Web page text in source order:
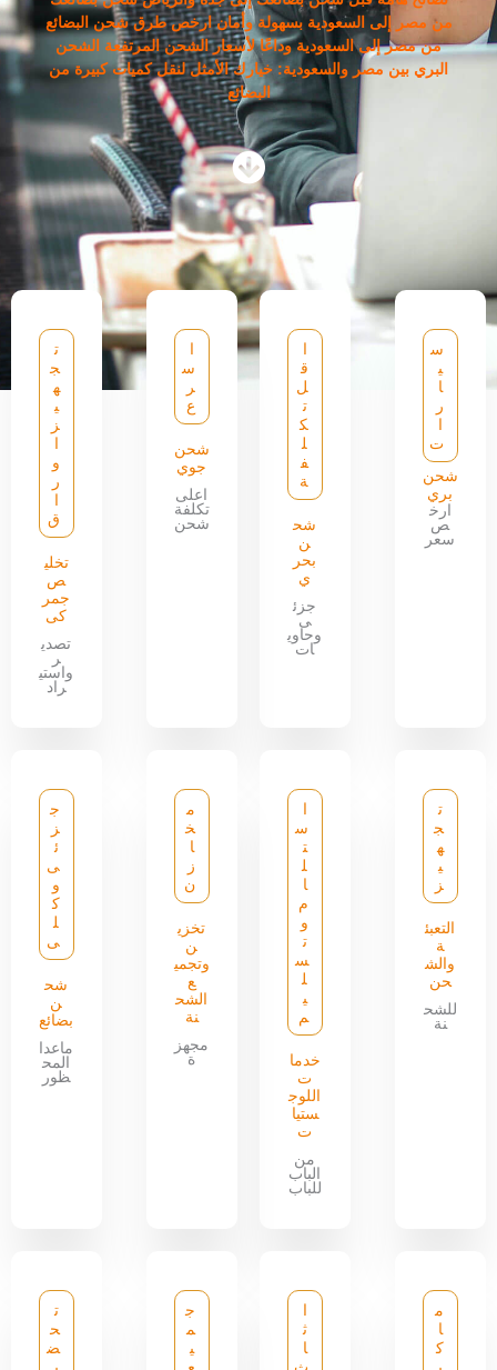
من مصر إلى السعودية بسهولة وأمان ارخص طرق شحن البضائع
من مصر إلى السعودية وداعًا لأسعار الشحن المرتفعة الشحن
البري بين مصر والسعودية: خيارك الأمثل لنقل كميات كبيرة من
البضائع
س
ي
ا
ر
ت
شحن
بري
ارخ
ص
سعر
ق
ل
ت
ك
ل
ف
ة
شح
ن
بحر
ي
جزئ
ى
وحاوي
ات
س
ر
ع
شحن
جوي
اعلى
تكلفة
شحن
ت
ج
ه
ي
ز
و
ر
ق
تخلي
ص
جمر
كى
تصدي
ر
واستي
راد
ت
ج
ه
ي
ز
التعبئ
ة
والش
حن
للشح
نة
س
ت
ل
ا
م
و
ت
س
ل
ي
م
خدما
ت
اللوج
ستيا
ت
من
الباب
للباب
م
خ
ا
ز
ن
تخزي
ن
وتجمي
ع
الشح
نة
مجهز
ة
ج
ز
ئ
ى
و
ك
ل
ى
شح
ن
بضائع
ماعدا
المح
ظور
م
ا
ك
ث
ا
ج
م
ي
ت
ح
ض